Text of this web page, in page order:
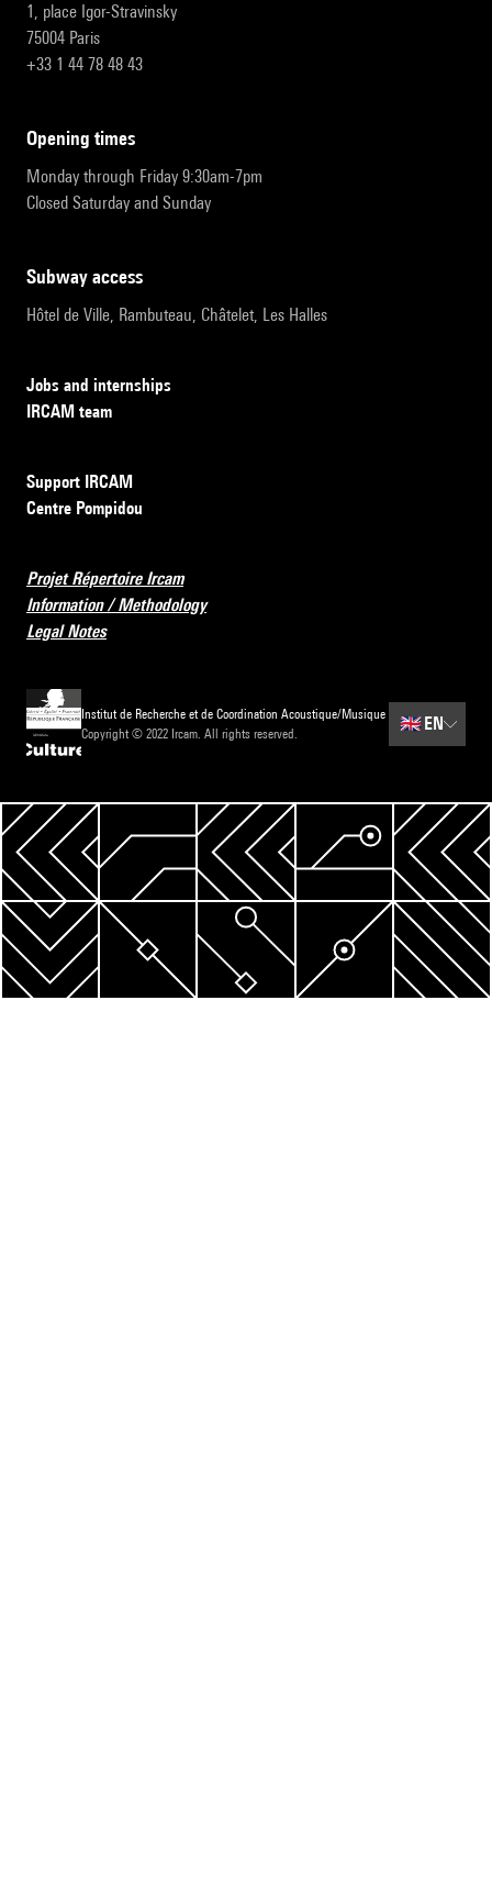
1, place Igor-Stravinsky
75004 Paris
+33 1 44 78 48 43
opening times
Monday through Friday 9:30am-7pm
Closed Saturday and Sunday
subway access
Hôtel de Ville, Rambuteau, Châtelet, Les Halles
Jobs and internships
IRCAM team
Support IRCAM
Centre Pompidou
Projet Répertoire Ircam
Information / Methodology
Legal Notes
Institut de Recherche et de Coordination Acoustique/Musique
Copyright © 2022 Ircam. All rights reserved.
🇬🇧EN